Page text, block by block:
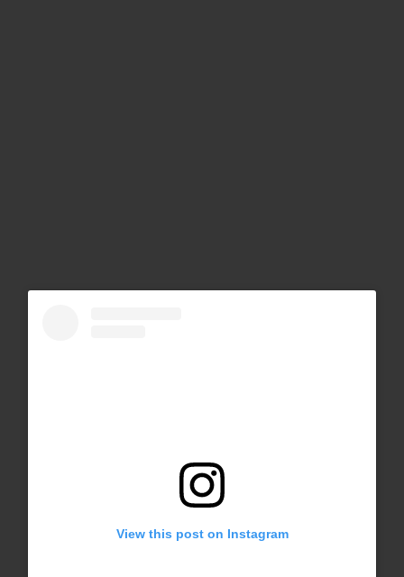
View this post on Instagram